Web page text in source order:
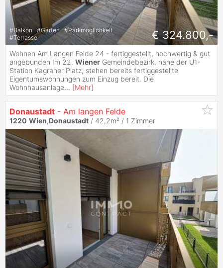
#Balkon #Garten #Parkmöglichkeit
#Terrasse € 324.800,-
Wohnen Am Langen Felde 24 - fertiggestellt, hochwertig & gut
angebunden Im 22. Wiener Gemeindebezirk, nahe der U1-
Station Kagraner Platz, stehen bereits fertiggestellte
Eigentumswohnungen zum Einzug bereit. Die
Wohnhausanlage... [Mehr]
Donaustadt - Am langen Felde
1220 Wien,Donaustadt / 42,2m² / 1 Zimmer